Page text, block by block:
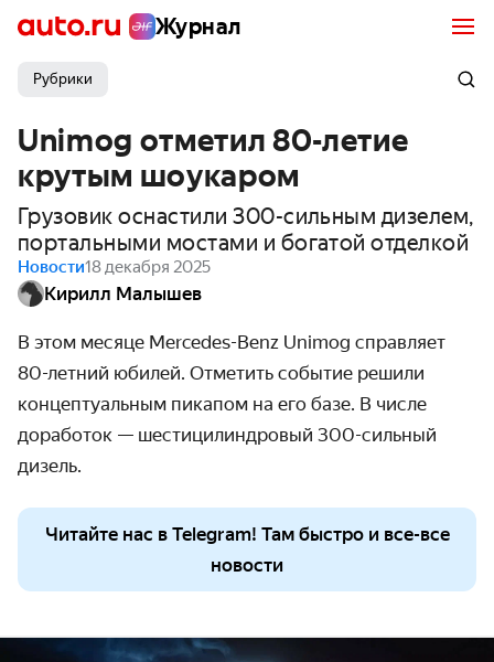
Журнал
Рубрики
Unimog отметил 80-летие
крутым шоукаром
Грузовик оснастили 300-сильным дизелем,
портальными мостами и богатой отделкой
Новости18 декабря 2025
Кирилл Малышев
В этом месяце Mercedes-Benz Unimog справляет
80-летний юбилей. Отметить событие решили
концептуальным пикапом на его базе. В числе
доработок — шестицилиндровый 300-сильный
дизель.
Читайте нас в Telegram! Там быстро и все-все
новости